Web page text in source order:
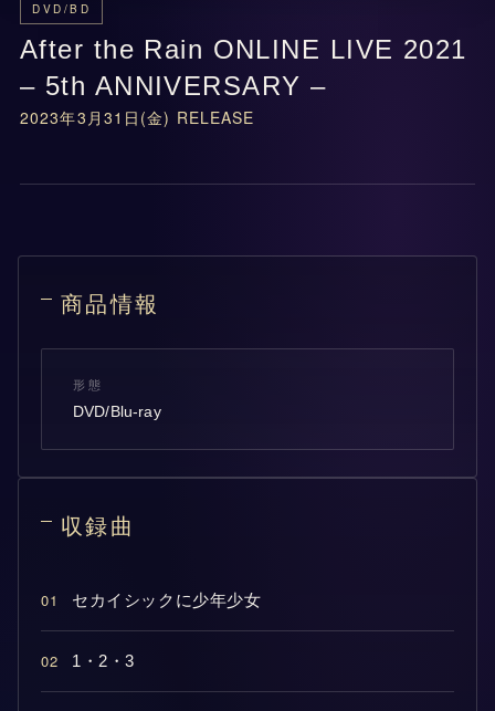
DVD/BD
After the Rain ONLINE LIVE 2021
– 5th ANNIVERSARY –
2023年3月31日(金) RELEASE
商品情報
形態
DVD/Blu-ray
収録曲
01 セカイシックに少年少女
02 1・2・3